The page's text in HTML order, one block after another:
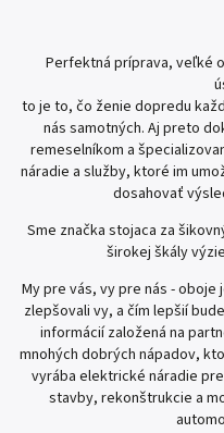
Perfektná príprava, veľké
to je to, čo ženie dopredu
nás samotných. Aj preto
remeselníkom a
náradie a služby, ktoré im
dosahovať
Sme značka stojaca za
širokej škály
My pre vás, vy pre nás -
zlepšovali vy, a čím lepšií
informácií založená na
mnohých dobrých nápadov,
vyrába elektrické náradie
stavby, rekonštrukcie a